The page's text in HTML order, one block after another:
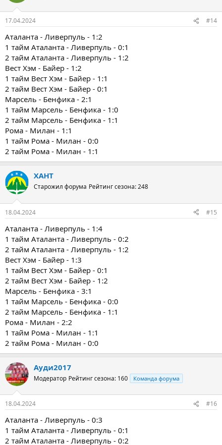
17.04.2024 #14
Аталанта - Ливерпуль - 1:2
1 тайм Аталанта - Ливерпуль - 0:1
2 тайм Аталанта - Ливерпуль - 1:2
Вест Хэм - Байер - 1:2
1 тайм Вест Хэм - Байер - 1:1
2 тайм Вест Хэм - Байер - 0:1
Марсель - Бенфика - 2:1
1 тайм Марсель - Бенфика - 1:0
2 тайм Марсель - Бенфика - 1:1
Рома - Милан - 1:1
1 тайм Рома - Милан - 0:0
2 тайм Рома - Милан - 1:1
ХАНТ
Старожил форума Рейтинг сезона: 248
18.04.2024 #15
Аталанта - Ливерпуль - 1:4
1 тайм Аталанта - Ливерпуль - 0:2
2 тайм Аталанта - Ливерпуль - 1:2
Вест Хэм - Байер - 1:3
1 тайм Вест Хэм - Байер - 0:1
2 тайм Вест Хэм - Байер - 1:2
Марсель - Бенфика - 3:1
1 тайм Марсель - Бенфика - 0:0
2 тайм Марсель - Бенфика - 1:1
Рома - Милан - 2:2
1 тайм Рома - Милан - 1:1
2 тайм Рома - Милан - 0:0
Ауди2017
Модератор Рейтинг сезона: 160 Команда форума
18.04.2024 #16
Аталанта - Ливерпуль - 0:3
1 тайм Аталанта - Ливерпуль - 0:1
2 тайм Аталанта - Ливерпуль - 0:2